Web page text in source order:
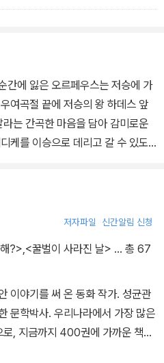
간에 잃은 오르페우스는 저승에 가
여곡절 끝에 저승의 왕 하데스 앞
는 간곡한 마음을 담아 감미로운
케를 이승으로 데리고 갈 수 있도
따라오고 있는지 의심에 사로잡힌
저자파일 신간알림 신청
?> <꿀벌이 사라진 날> … 총 67
이야기를 써 온 동화 작가. 성균관
문학박사. 우리나라에서 가장 많은
, 지금까지 400권에 가까운 책을